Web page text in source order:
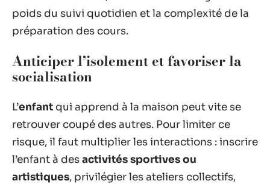
poids du suivi quotidien et la complexité de la
préparation des cours.
Anticiper l’isolement et favoriser la
socialisation
L’enfant qui apprend à la maison peut vite se
retrouver coupé des autres. Pour limiter ce
risque, il faut multiplier les interactions : inscrire
l’enfant à desactivités sportives ou
artistiques, privilégier les ateliers collectifs,